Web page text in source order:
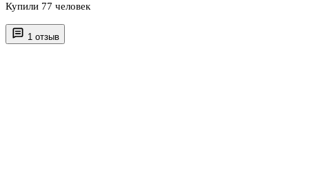
1 отзыв
Купили 77 человек